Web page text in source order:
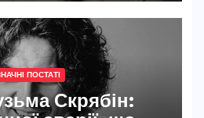
ПОСТАТІ
Скрябін: